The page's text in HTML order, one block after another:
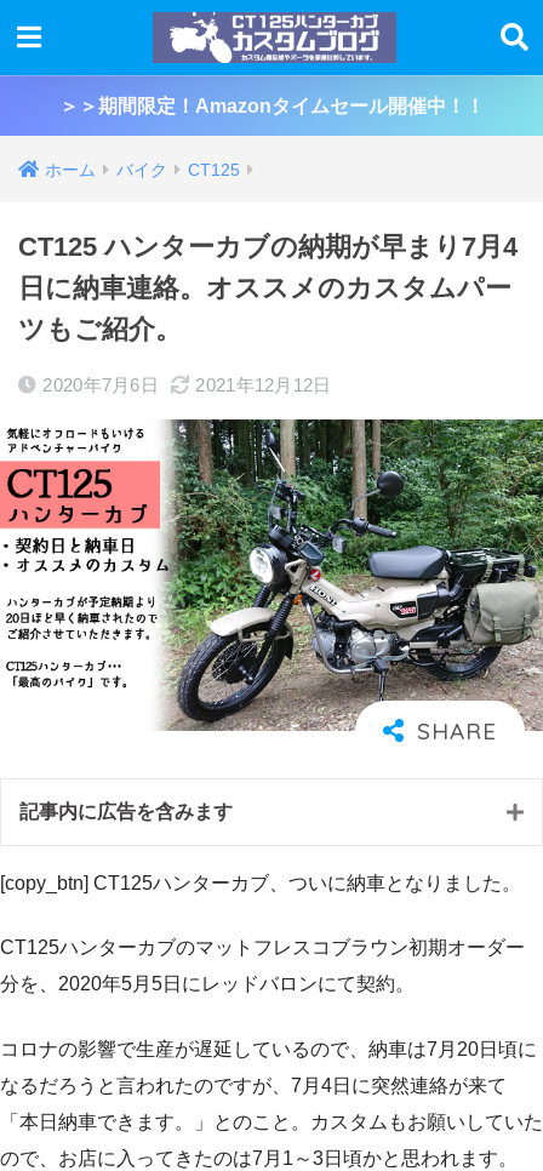
＞＞期間限定！Amazonタイムセール開催中！！
ホーム バイク CT125
CT125 ハンターカブの納期が早まり7月4
日に納車連絡。オススメのカスタムパー
ツもご紹介。
2020年7月6日 2021年12月12日
記事内に広告を含みます
[copy_btn] CT125ハンターカブ、ついに納車となりました。
CT125ハンターカブのマットフレスコブラウン初期オーダー
分を、2020年5月5日にレッドバロンにて契約。
コロナの影響で生産が遅延しているので、納車は7月20日頃に
なるだろうと言われたのですが、7月4日に突然連絡が来て
「本日納車できます。」とのこと。カスタムもお願いしていた
ので、お店に入ってきたのは7月1～3日頃かと思われます。